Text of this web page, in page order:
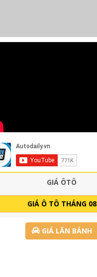
GIÁ ÔTÔ
GIÁ Ô TÔ THÁNG 08
GIÁ LĂN BÁNH